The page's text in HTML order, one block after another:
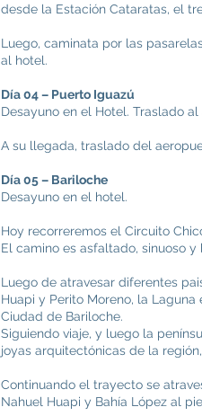
desde la Estación Cataratas, el
Luego, caminata por las
al hotel.
Día 04 – Puerto Iguazú
Desayuno en el Hotel. Traslado
A su llegada, traslado del
Día 05 – Bariloche
Desayuno en el hotel.
Hoy recorreremos el Circuito
El camino es asfaltado, sinuoso
Luego de atravesar diferentes
Huapi y Perito Moreno, la
Ciudad de Bariloche.
Siguiendo viaje, y luego la
joyas arquitectónicas de la
Continuando el trayecto se
Nahuel Huapi y Bahía López al